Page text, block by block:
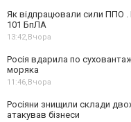
Як відпрацювали сили ППО .
101 БпЛА
13:42,Вчора
Росія вдарила по
моряка
11:46,Вчора
Росіяни знищили склади
атакував бізнеси